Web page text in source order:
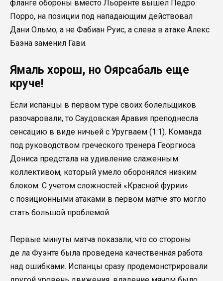
фланге обороны вместо Льоренте вышел Педро
Порро, на позиции под нападающим действовал
Дани Ольмо, а не Фабиан Руис, а слева в атаке Алекс
Баэна заменил Гави.
Ямаль хорош, но Оярсабаль еще
круче!
Если испанцы в первом туре своих болельщиков
разочаровали, то Саудовская Аравия преподнесла
сенсацию в виде ничьей с Уругваем (1:1). Команда
под руководством греческого тренера Георгиоса
Дониса предстала на удивление слаженным
коллективом, который умело оборонялся низким
блоком. С учетом сложностей «Красной фурии»
с позиционными атаками в первом матче это могло
стать большой проблемой.
Первые минуты матча показали, что со стороны
де ла Фуэнте была проведена качественная работа
над ошибками. Испанцы сразу продемонстрировали